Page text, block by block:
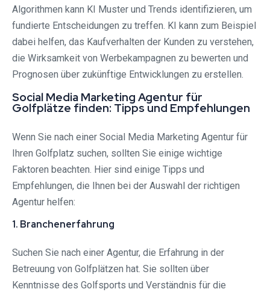
Algorithmen kann KI Muster und Trends identifizieren, um
fundierte Entscheidungen zu treffen. KI kann zum Beispiel
dabei helfen, das Kaufverhalten der Kunden zu verstehen,
die Wirksamkeit von Werbekampagnen zu bewerten und
Prognosen über zukünftige Entwicklungen zu erstellen.
Social Media Marketing Agentur für
Golfplätze finden: Tipps und Empfehlungen
Wenn Sie nach einer Social Media Marketing Agentur für
Ihren Golfplatz suchen, sollten Sie einige wichtige
Faktoren beachten. Hier sind einige Tipps und
Empfehlungen, die Ihnen bei der Auswahl der richtigen
Agentur helfen:
1. Branchenerfahrung
Suchen Sie nach einer Agentur, die Erfahrung in der
Betreuung von Golfplätzen hat. Sie sollten über
Kenntnisse des Golfsports und Verständnis für die